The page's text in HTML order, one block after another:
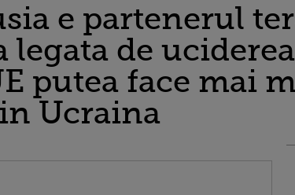
e partenerul
de
putea face mai
Ucraina